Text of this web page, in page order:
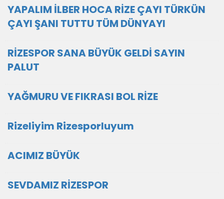
YAPALIM İLBER HOCA RİZE ÇAYI TÜRKÜN
ÇAYI ŞANI TUTTU TÜM DÜNYAYI
RİZESPOR SANA BÜYÜK GELDİ SAYIN
PALUT
YAĞMURU VE FIKRASI BOL RİZE
Rizeliyim Rizesporluyum
ACIMIZ BÜYÜK
SEVDAMIZ RİZESPOR